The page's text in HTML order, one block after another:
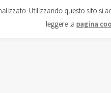
Utilizzando questo sito
leggere la pagina